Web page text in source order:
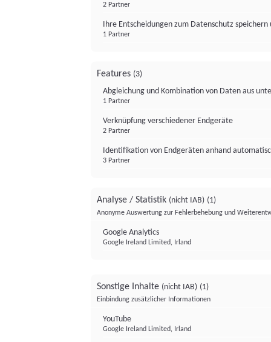
2 Partner
Ihre Entscheidungen zum Datenschutz
1 Partner
Features (3)
Abgleichung und Kombination von Daten aus
1 Partner
Verknüpfung verschiedener Endgeräte
2 Partner
Identifikation von Endgeräten anhand
3 Partner
Analyse / Statistik (nicht IAB) (1)
Anonyme Auswertung zur Fehlerbehebung und
Google Analytics
Google Ireland Limited, Irland
Sonstige Inhalte (nicht IAB) (1)
Einbindung zusätzlicher Informationen
YouTube
Google Ireland Limited, Irland